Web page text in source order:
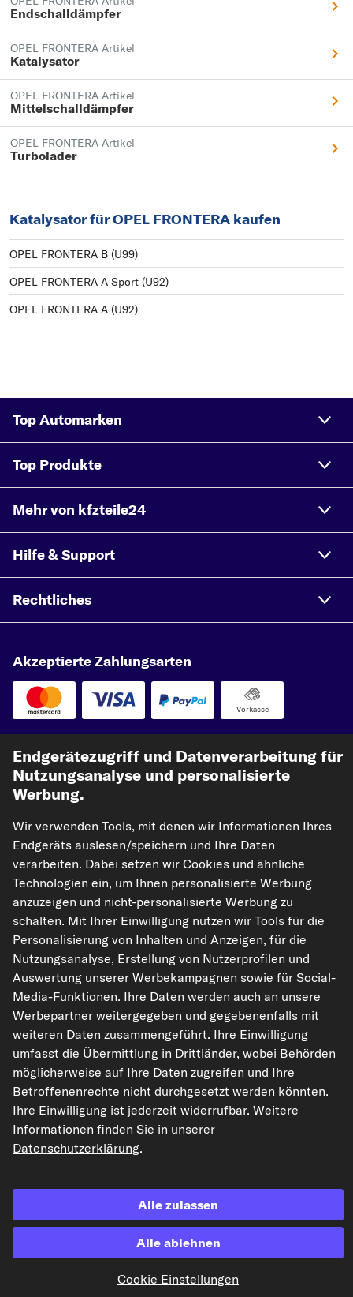
Endschalldämpfer
OPEL FRONTERA Artikel
Katalysator
OPEL FRONTERA Artikel
Mittelschalldämpfer
OPEL FRONTERA Artikel
Turbolader
Katalysator für OPEL FRONTERA kaufen
OPEL FRONTERA B (U99)
OPEL FRONTERA A Sport (U92)
OPEL FRONTERA A (U92)
Top Automarken
Top Produkte
Mehr von kfzteile24
Hilfe & Support
Rechtliches
Akzeptierte Zahlungsarten
Vorkasse
kfzteile24.de carpardoo.nl
carpardoo.fr
carpardoo.dk
Die hier dargestellten Daten, insbesondere die gesamte Datenbank, dürfen
nicht vervielfältigt werden. Die Vervielfältigung und Verbreitung der Daten und
der Datenbank ohne vorherige Einwilligung von TecAlliance und/oder die
Einbeziehung Dritter in solche Aktivitäten ist streng verboten. Jegliche
unautorisierte Nutzung von Inhalten stellt eine Verletzung des Urheberrechts
dar und kann rechtliche Schritte nach sich ziehen.
Vertrag widerrufen
© 2026 kfzteile24 GmbH - Alle Rechte vorbehalten.
deutschen Versandkostenpauschale von 6,90 €.
Endgerätezugriff und Datenverarbeitung für
Nutzungsanalyse und personalisierte
Werbung.
Wir verwenden Tools, mit denen wir Informationen Ihres
Endgeräts auslesen/speichern und Ihre Daten
verarbeiten. Dabei setzen wir Cookies und ähnliche
Technologien ein, um Ihnen personalisierte Werbung
anzuzeigen und nicht-personalisierte Werbung zu
schalten. Mit Ihrer Einwilligung nutzen wir Tools für die
Personalisierung von Inhalten und Anzeigen, für die
Nutzungsanalyse, Erstellung von Nutzerprofilen und
Auswertung unserer Werbekampagnen sowie für Social-
Media-Funktionen. Ihre Daten werden auch an unsere
Werbepartner weitergegeben und gegebenenfalls mit
weiteren Daten zusammengeführt. Ihre Einwilligung
umfasst die Übermittlung in Drittländer, wobei Behörden
möglicherweise auf Ihre Daten zugreifen und Ihre
Betroffenenrechte nicht durchgesetzt werden könnten.
Ihre Einwilligung ist jederzeit widerrufbar. Weitere
Informationen finden Sie in unserer
Datenschutzerklärung.
Alle zulassen
Alle ablehnen
Cookie Einstellungen